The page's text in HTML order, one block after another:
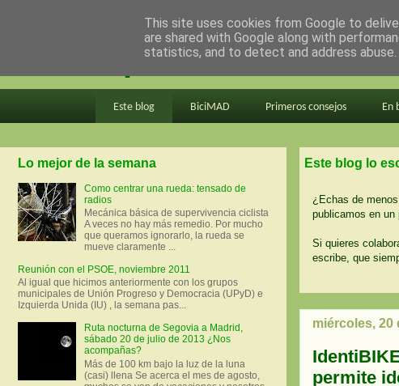
en bici por madrid
Este blog BiciMAD Primeros consejos En
Este blog lo
¿Echas de
publicamos en un
Si quieres
escribe, que
miércoles, 20
permite
Lo mejor de la semana
Como centrar una rueda: tensado de
radios
Mecánica básica de supervivencia ciclista
A veces no hay más remedio. Por mucho
que queramos ignorarlo, la rueda se
mueve claramente ...
Reunión con el PSOE, noviembre 2011
Al igual que hicimos anteriormente con los grupos
municipales de Unión Progreso y Democracia (UPyD) e
Izquierda Unida (IU) , la semana pas...
Ruta nocturna de Segovia a Madrid,
sábado 20 de julio de 2013 ¿Nos
acompañas?
Más de 100 km bajo la luz de la luna
(casi) llena Se acerca el mes de agosto,
This site uses cookies from Google to
are shared with Google along with
statistics, and to detect and address abuse.